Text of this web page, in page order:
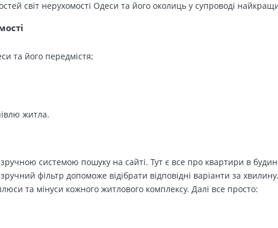
світ нерухомості Одеси та його околиць у супроводі
та його передмістя;
житла.
системою пошуку на сайті. Тут є все про квартири в
фільтр допоможе відібрати відповідні варіанти за
та мінуси кожного житлового комплексу. Далі все просто: